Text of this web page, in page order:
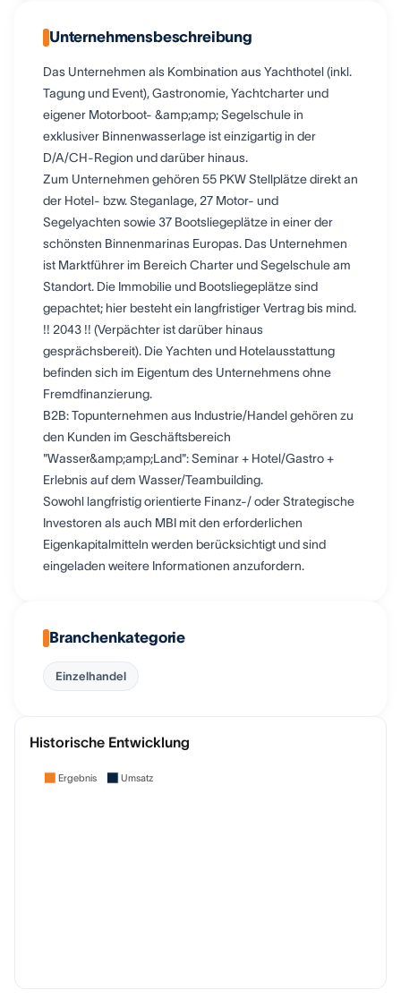
Unternehmensbeschreibung
Das Unternehmen als Kombination aus Yachthotel (inkl.
Tagung und Event), Gastronomie, Yachtcharter und
eigener Motorboot- &amp;amp; Segelschule in
exklusiver Binnenwasserlage ist einzigartig in der
D/A/CH-Region und darüber hinaus.
Zum Unternehmen gehören 55 PKW Stellplätze direkt an
der Hotel- bzw. Steganlage, 27 Motor- und
Segelyachten sowie 37 Bootsliegeplätze in einer der
schönsten Binnenmarinas Europas. Das Unternehmen
ist Marktführer im Bereich Charter und Segelschule am
Standort. Die Immobilie und Bootsliegeplätze sind
gepachtet; hier besteht ein langfristiger Vertrag bis mind.
!! 2043 !! (Verpächter ist darüber hinaus
gesprächsbereit). Die Yachten und Hotelausstattung
befinden sich im Eigentum des Unternehmens ohne
Fremdfinanzierung.
B2B: Topunternehmen aus Industrie/Handel gehören zu
den Kunden im Geschäftsbereich
"Wasser&amp;amp;Land": Seminar + Hotel/Gastro +
Erlebnis auf dem Wasser/Teambuilding.
Sowohl langfristig orientierte Finanz-/ oder Strategische
Investoren als auch MBI mit den erforderlichen
Eigenkapitalmitteln werden berücksichtigt und sind
eingeladen weitere Informationen anzufordern.
Branchenkategorie
Einzelhandel
Historische Entwicklung
Ergebnis Umsatz